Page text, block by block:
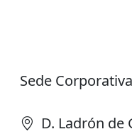
Sede Corporativa
D. Ladrón de